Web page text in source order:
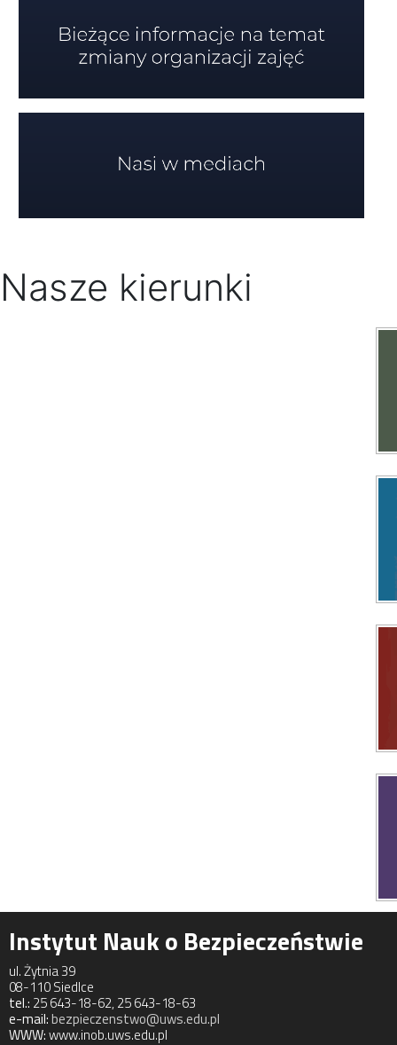
Nasze kierunki
Instytut Nauk o Bezpieczeństwie
ul. Żytnia 39
08-110 Siedlce
tel.: 25 643-18-62, 25 643-18-63
e-mail:bezpieczenstwo@uws.edu.pl
WWW:www.inob.uws.edu.pl